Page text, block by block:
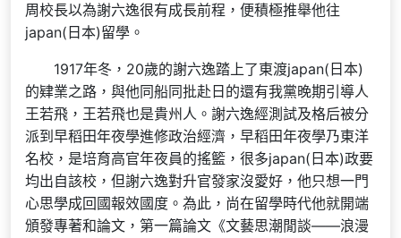
周校長以為謝六逸很有成長前程，便積極推舉他往
japan(日本)留學。
1917年冬，20歲的謝六逸踏上了東渡japan(日本)
的肄業之路，與他同船同批赴日的還有我黨晚期引導人
王若飛，王若飛也是貴州人。謝六逸經測試及格后被分
派到早稻田年夜學進修政治經濟，早稻田年夜學乃東洋
名校，是培育高官年夜員的搖籃，很多japan(日本)政要
均出自該校，但謝六逸對升官發家沒愛好，他只想一門
心思學成回國報效國度。為此，尚在留學時代他就開端
頒發專著和論文，第一篇論文《文藝思潮閒談——浪漫